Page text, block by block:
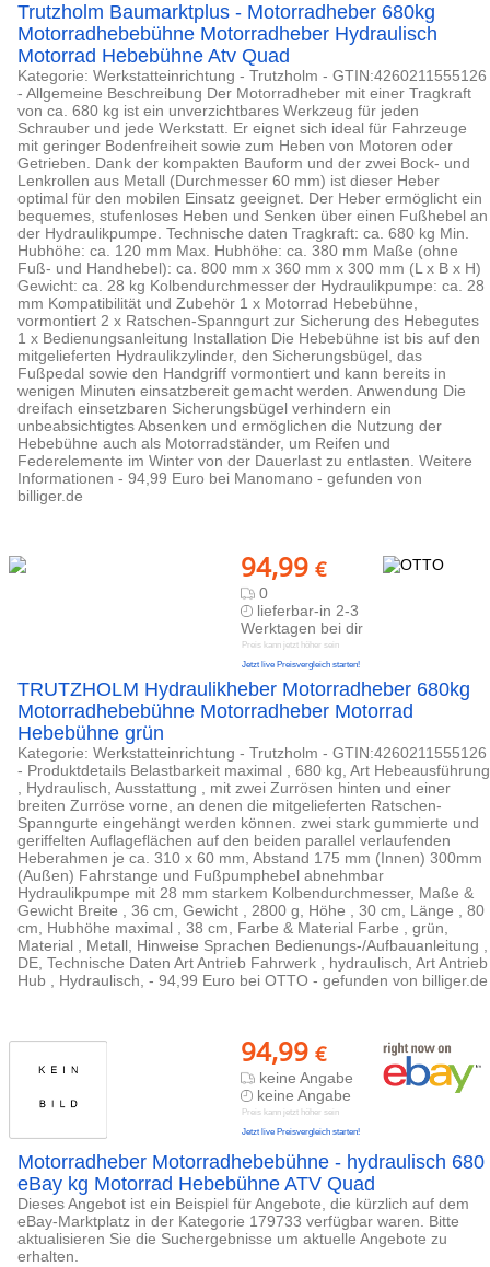
Trutzholm Baumarktplus - Motorradheber 680kg
Motorradhebebühne Motorradheber Hydraulisch
Motorrad Hebebühne Atv Quad
Kategorie: Werkstatteinrichtung - Trutzholm - GTIN:4260211555126
- Allgemeine Beschreibung Der Motorradheber mit einer Tragkraft
von ca. 680 kg ist ein unverzichtbares Werkzeug für jeden
Schrauber und jede Werkstatt. Er eignet sich ideal für Fahrzeuge
mit geringer Bodenfreiheit sowie zum Heben von Motoren oder
Getrieben. Dank der kompakten Bauform und der zwei Bock- und
Lenkrollen aus Metall (Durchmesser 60 mm) ist dieser Heber
optimal für den mobilen Einsatz geeignet. Der Heber ermöglicht ein
bequemes, stufenloses Heben und Senken über einen Fußhebel an
der Hydraulikpumpe. Technische daten Tragkraft: ca. 680 kg Min.
Hubhöhe: ca. 120 mm Max. Hubhöhe: ca. 380 mm Maße (ohne
Fuß- und Handhebel): ca. 800 mm x 360 mm x 300 mm (L x B x H)
Gewicht: ca. 28 kg Kolbendurchmesser der Hydraulikpumpe: ca. 28
mm Kompatibilität und Zubehör 1 x Motorrad Hebebühne,
vormontiert 2 x Ratschen-Spanngurt zur Sicherung des Hebegutes
1 x Bedienungsanleitung Installation Die Hebebühne ist bis auf den
mitgelieferten Hydraulikzylinder, den Sicherungsbügel, das
Fußpedal sowie den Handgriff vormontiert und kann bereits in
wenigen Minuten einsatzbereit gemacht werden. Anwendung Die
dreifach einsetzbaren Sicherungsbügel verhindern ein
unbeabsichtigtes Absenken und ermöglichen die Nutzung der
Hebebühne auch als Motorradständer, um Reifen und
Federelemente im Winter von der Dauerlast zu entlasten. Weitere
Informationen - 94,99 Euro bei Manomano - gefunden von
billiger.de
94,99 €
0
lieferbar-in 2-3
Werktagen bei dir
Preis kann jetzt höher sein
Jetzt live Preisvergleich starten!
TRUTZHOLM Hydraulikheber Motorradheber 680kg
Motorradhebebühne Motorradheber Motorrad
Hebebühne grün
Kategorie: Werkstatteinrichtung - Trutzholm - GTIN:4260211555126
- Produktdetails Belastbarkeit maximal , 680 kg, Art Hebeausführung
, Hydraulisch, Ausstattung , mit zwei Zurrösen hinten und einer
breiten Zurröse vorne, an denen die mitgelieferten Ratschen-
Spanngurte eingehängt werden können. zwei stark gummierte und
geriffelten Auflageflächen auf den beiden parallel verlaufenden
Heberahmen je ca. 310 x 60 mm, Abstand 175 mm (Innen) 300mm
(Außen) Fahrstange und Fußpumphebel abnehmbar
Hydraulikpumpe mit 28 mm starkem Kolbendurchmesser, Maße &
Gewicht Breite , 36 cm, Gewicht , 2800 g, Höhe , 30 cm, Länge , 80
cm, Hubhöhe maximal , 38 cm, Farbe & Material Farbe , grün,
Material , Metall, Hinweise Sprachen Bedienungs-/Aufbauanleitung ,
DE, Technische Daten Art Antrieb Fahrwerk , hydraulisch, Art Antrieb
Hub , Hydraulisch, - 94,99 Euro bei OTTO - gefunden von billiger.de
94,99 €
keine Angabe
keine Angabe
Preis kann jetzt höher sein
Jetzt live Preisvergleich starten!
Motorradheber Motorradhebebühne - hydraulisch 680
eBay kg Motorrad Hebebühne ATV Quad
Dieses Angebot ist ein Beispiel für Angebote, die kürzlich auf dem
eBay-Marktplatz in der Kategorie 179733 verfügbar waren. Bitte
aktualisieren Sie die Suchergebnisse um aktuelle Angebote zu
erhalten.